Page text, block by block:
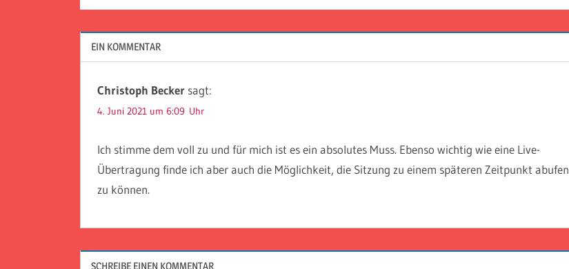
EIN KOMMENTAR
Christoph Becker sagt:
4. Juni 2021 um 6:09 Uhr
Ich stimme dem voll zu und für mich ist es ein absolutes Muss. Ebenso wichtig wie eine Live-
Übertragung finde ich aber auch die Möglichkeit, die Sitzung zu einem späteren Zeitpunkt abufen
zu können.
SCHREIBE EINEN KOMMENTAR